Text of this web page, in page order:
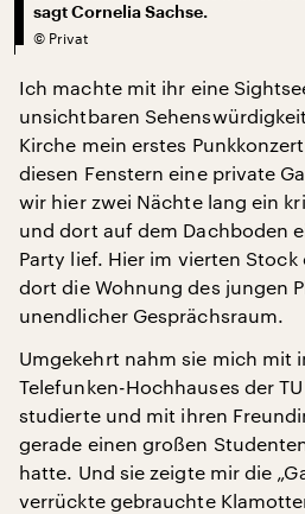
sagt Cornelia Sachse.
© Privat
Ich machte mit ihr eine
unsichtbaren
Kirche mein erstes
diesen Fenstern eine private
wir hier zwei Nächte lang ein
und dort auf dem Dachboden
Party lief. Hier im vierten
dort die Wohnung des jungen
unendlicher Gesprächsraum.
Umgekehrt nahm sie mich mit
Telefunken-Hochhauses der
studierte und mit ihren
gerade einen großen
hatte. Und sie zeigte mir die
verrückte gebrauchte